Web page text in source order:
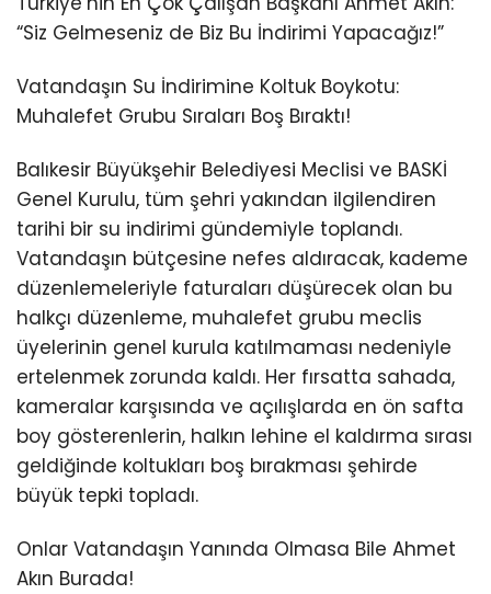
“Siz Gelmeseniz de Biz Bu İndirimi Yapacağız!”
Vatandaşın Su İndirimine Koltuk Boykotu:
Muhalefet Grubu Sıraları Boş Bıraktı!
Balıkesir Büyükşehir Belediyesi Meclisi ve BASKİ
Genel Kurulu, tüm şehri yakından ilgilendiren
tarihi bir su indirimi gündemiyle toplandı.
Vatandaşın bütçesine nefes aldıracak, kademe
düzenlemeleriyle faturaları düşürecek olan bu
halkçı düzenleme, muhalefet grubu meclis
üyelerinin genel kurula katılmaması nedeniyle
ertelenmek zorunda kaldı. Her fırsatta sahada,
kameralar karşısında ve açılışlarda en ön safta
boy gösterenlerin, halkın lehine el kaldırma sırası
geldiğinde koltukları boş bırakması şehirde
büyük tepki topladı.
Onlar Vatandaşın Yanında Olmasa Bile Ahmet
Akın Burada!